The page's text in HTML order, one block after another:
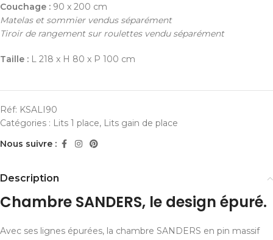
Couchage : 90 x 200 cm
Matelas et sommier vendus séparément
Tiroir de rangement sur roulettes vendu séparément
Taille : L 218 x H 80 x P 100 cm
Réf: KSALI90
Catégories : Lits 1 place, Lits gain de place
Nous suivre :
Description
Chambre SANDERS, le design épuré.
Avec ses lignes épurées, la chambre SANDERS en pin massif